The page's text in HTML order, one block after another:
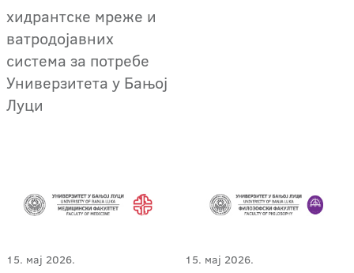
хидрантске мреже и
ватродојавних
система за потребе
Универзитета у Бањој
Луци
15. мај 2026. 15. мај 2026.